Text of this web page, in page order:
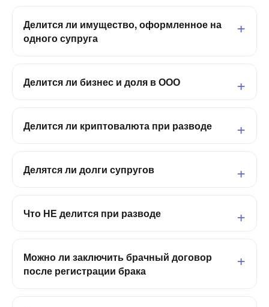
Делится ли имущество, оформленное на
одного супруга
Делится ли бизнес и доля в ООО
Делится ли криптовалюта при разводе
Делятся ли долги супругов
Что НЕ делится при разводе
Можно ли заключить брачный договор
после регистрации брака